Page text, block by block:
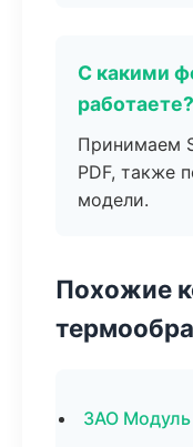
С какими
работаете?
Принимаем
PDF, также
модели.
Похожие
ЗАО